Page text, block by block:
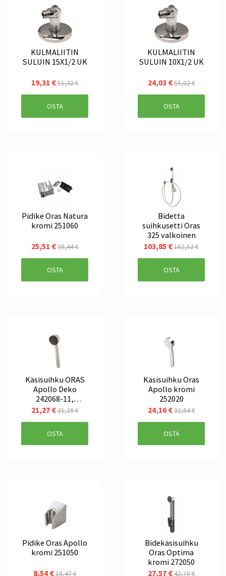
KULMALIITIN
SULUIN 15X1/2 UK
19,31 €51,32 €
OSTA
KULMALIITIN
SULUIN 10X1/2 UK
24,03 €55,02 €
OSTA
Pidike Oras Natura
kromi 251060
25,51 €39,44 €
OSTA
Bidetta
suihkusetti Oras
325 valkoinen
103,85 €162,52 €
OSTA
Käsisuihku ORAS
Apollo Deko
242068-11,
valkoinen
21,27 €31,29 €
OSTA
Käsisuihku Oras
Apollo kromi
252020
24,16 €32,84 €
OSTA
Pidike Oras Apollo
kromi 251050
8,54 €10,47 €
Bidekäsisuihku
Oras Optima
kromi 272050
27,57 €42,70 €